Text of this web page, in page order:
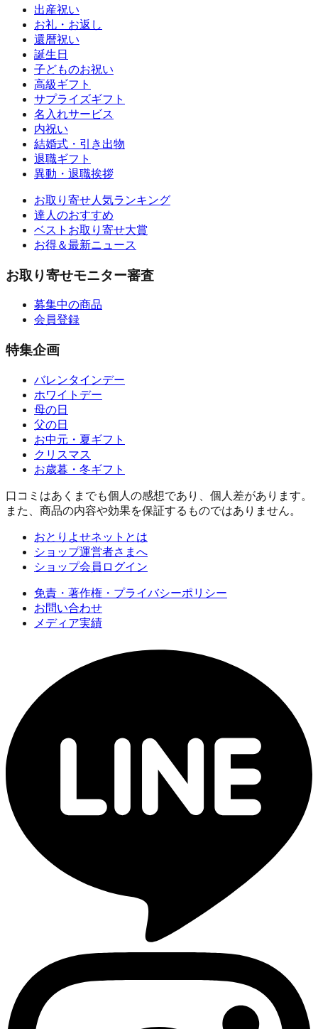
出産祝い
お礼・お返し
還暦祝い
誕生日
子どものお祝い
高級ギフト
サプライズギフト
名入れサービス
内祝い
結婚式・引き出物
退職ギフト
異動・退職挨拶
お取り寄せ人気ランキング
達人のおすすめ
ベストお取り寄せ大賞
お得＆最新ニュース
お取り寄せモニター審査
募集中の商品
会員登録
特集企画
バレンタインデー
ホワイトデー
母の日
父の日
お中元・夏ギフト
クリスマス
お歳暮・冬ギフト
口コミはあくまでも個人の感想であり、個人差があります。
また、商品の内容や効果を保証するものではありません。
おとりよせネットとは
ショップ運営者さまへ
ショップ会員ログイン
免責・著作権・プライバシーポリシー
お問い合わせ
メディア実績